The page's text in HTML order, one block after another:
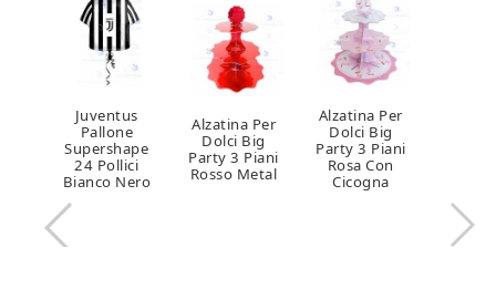
Juventus
Pallone
Supershape
24 Pollici
Bianco Nero
Alzatina Per
Dolci Big
Party 3 Piani
Rosso Metal
Alzatina Per
Dolci Big
Party 3 Piani
Rosa Con
Cicogna